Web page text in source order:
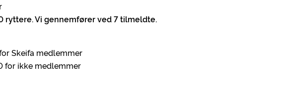
ryttere. Vi gennemfører ved 7 tilmeldte.
Skeifa medlemmer
for ikke medlemmer